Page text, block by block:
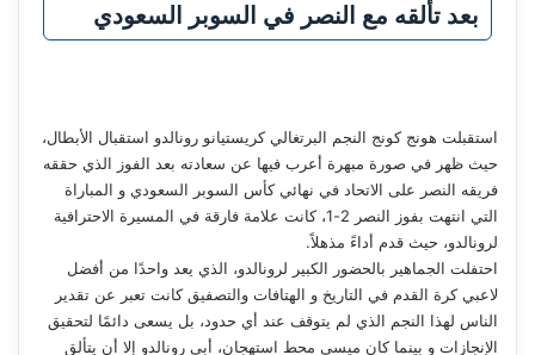
بعد تألقه مع النصر في السوبر السعودي
استقبلت هونج كونج النجم البرتغالي كريستيانو رونالدو استقبال الأبطال،
حيث ظهر في صورة مبهرة أعرب فيها عن سعادته بعد الفوز الذي حققه
فريقه النصر على الاتحاد في نهائي كأس السوبر السعودي و المباراة
التي انتهت بفوز النصر 2-1، كانت علامة فارقة في المسيرة الاحترافية
لرونالدو، حيث قدم أداءً مذهلاً.
احتفلت الجماهير بالحضور الكبير لرونالدو، الذي يعد واحدًا من أفضل
لاعبي كرة القدم في التاريخ و الهتافات والتصفيق كانت تعبر عن تقدير
الناس لهذا النجم الذي لم يتوقف عند أي حدود، بل يسعى دائمًا لتحقيق
الإنجازات و بينما كان ميسي محط استهجان، أبى رونالدو إلا أن يتألق